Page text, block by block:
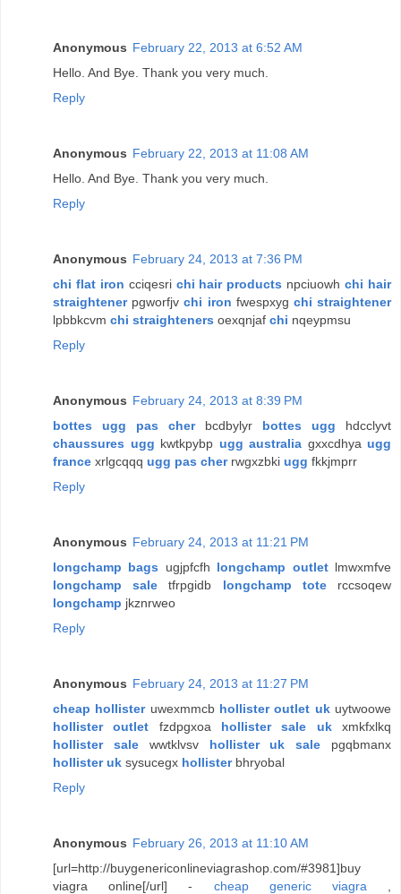
Anonymous February 22, 2013 at 6:52 AM
Hello. And Bye. Thank you very much.
Reply
Anonymous February 22, 2013 at 11:08 AM
Hello. And Bye. Thank you very much.
Reply
Anonymous February 24, 2013 at 7:36 PM
chi flat iron cciqesri chi hair products npciuowhchi hair
straightenerpgworfjvchi iron fwespxyg chi straightener
lpbbkcvm chi straighteners oexqnjaf chi nqeypmsu
Reply
Anonymous February 24, 2013 at 8:39 PM
bottes ugg pas cherbcdbylyr bottes ugg hdcclyvt
chaussures ugg kwtkpybp ugg australia gxxcdhya ugg
france xrlgcqqq ugg pas cherrwgxzbki ugg fkkjmprr
Reply
Anonymous February 24, 2013 at 11:21 PM
longchamp bags ugjpfcfh longchamp outletlmwxmfve
longchamp sale tfrpgidb longchamp toterccsoqew
longchamp jkznrweo
Reply
Anonymous February 24, 2013 at 11:27 PM
cheap hollisteruwexmmcb hollister outlet ukuytwoowe
hollister outlet fzdpgxoa hollister sale ukxmkfxlkq
hollister salewwtklvsv hollister uk sale pgqbmanx
hollister uk sysucegx hollisterbhryobal
Reply
Anonymous February 26, 2013 at 11:10 AM
[url=http://buygenericonlineviagrashop.com/#3981]buy
viagra online[/url] - cheap generic viagra